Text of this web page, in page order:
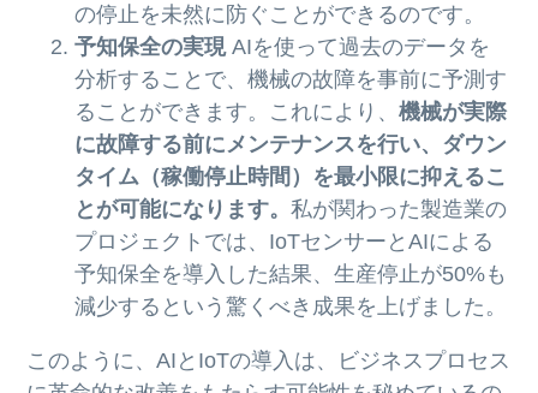
の停止を未然に防ぐことができるのです。
予知保全の実現AIを使って過去のデータを
分析することで、機械の故障を事前に予測す
ることができます。これにより、機械が実際
に故障する前にメンテナンスを行い、ダウン
タイム（稼働停止時間）を最小限に抑えるこ
とが可能になります。私が関わった製造業の
プロジェクトでは、IoTセンサーとAIによる
予知保全を導入した結果、生産停止が50%も
減少するという驚くべき成果を上げました。
このように、AIとIoTの導入は、ビジネスプロセス